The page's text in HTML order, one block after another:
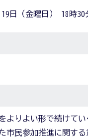
19日（金曜日） 18時
よりよい形で続けてい
市民参加推進に関す